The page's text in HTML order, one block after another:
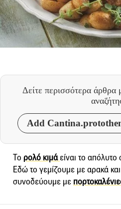
Δείτε περισσότερα άρθρα
Add
Το ρολό κιμάείναι το
Εδώ το γεμίζουμε με αρακά
συνοδεύουμε με